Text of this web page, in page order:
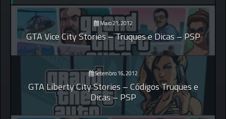
Maio 21, 2012
GTA Vice City Stories – Truques e Dicas – PSP
Setembro 16, 2012
GTA Liberty City Stories – Códigos Truques e
Dicas – PSP